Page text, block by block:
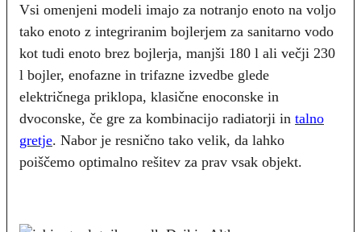
Vsi omenjeni modeli imajo za notranjo enoto na voljo
tako enoto z integriranim bojlerjem za sanitarno vodo
kot tudi enoto brez bojlerja, manjši 180 l ali večji 230
l bojler, enofazne in trifazne izvedbe glede
električnega priklopa, klasične enoconske in
dvoconske, če gre za kombinacijo radiatorji in talno
gretje. Nabor je resnično tako velik, da lahko
poiščemo optimalno rešitev za prav vsak objekt.